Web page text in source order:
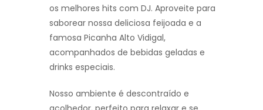
os melhores hits com DJ. Aproveite para
saborear nossa deliciosa feijoada e a
famosa Picanha Alto Vidigal,
acompanhados de bebidas geladas e
drinks especiais.
Nosso ambiente é descontraído e